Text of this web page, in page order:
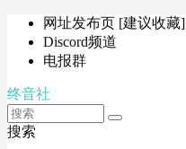
网址发布页 [建议收藏]
Discord频道
电报群
终音社
搜索